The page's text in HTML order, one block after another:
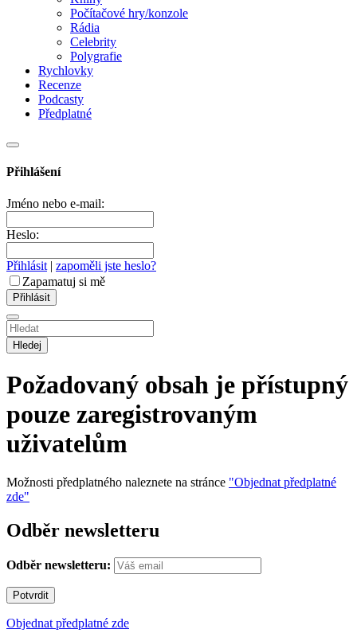
Počítačové hry/konzole
Rádia
Celebrity
Polygrafie
Rychlovky
Recenze
Podcasty
Předplatné
Přihlášení
Jméno nebo e-mail:
Heslo:
Přihlásit | zapoměli jste heslo?
Zapamatuj si mě
Hledej
Požadovaný obsah je přístupný
pouze zaregistrovaným
uživatelům
Možnosti předplatného naleznete na stránce "Objednat předplatné
zde"
Odběr newsletteru
Odběr newsletteru:
Objednat předplatné zde